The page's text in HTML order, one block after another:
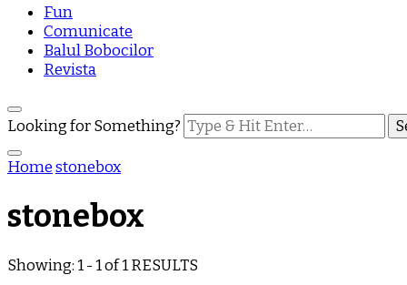
Fun
Comunicate
Balul Bobocilor
Revista
Looking for Something?
Homestonebox
stonebox
Showing: 1 - 1 of 1 RESULTS